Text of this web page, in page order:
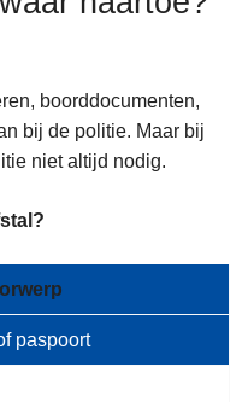
boorddocumenten,
bij de politie. Maar bij
niet altijd nodig.
paspoort